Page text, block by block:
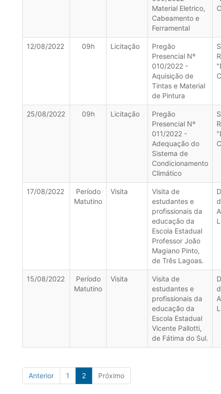
Material Eletrico,
Cabeamento e
Ferramental
12/08/2022 09h Licitação
Pregão
Presencial Nº
010/2022 -
Aquisição de
Tintas e Material
de Pintura
25/08/2022 09h Licitação
Pregão
Presencial Nº
011/2022 -
Adequação do
Sistema de
Condicionamento
Climático
17/08/2022
Período
Matutino
Visita
Visita de
estudantes e
profissionais da
educação da
Escola Estadual
Professor João
Magiano Pinto,
de Três Lagoas.
15/08/2022
Período
Matutino
Visita
Visita de
estudantes e
profissionais da
educação da
Escola Estadual
Vicente Pallotti,
de Fátima do Sul.
Anterior 1 2 Próximo